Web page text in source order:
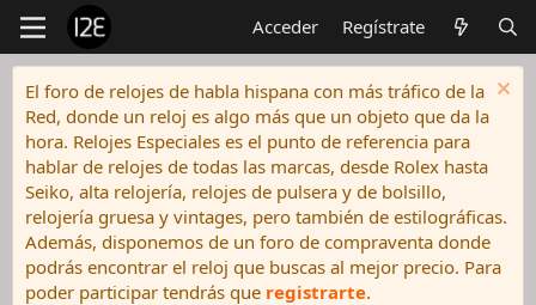
Acceder Regístrate
El foro de relojes de habla hispana con más tráfico de la
Red, donde un reloj es algo más que un objeto que da la
hora. Relojes Especiales es el punto de referencia para
hablar de relojes de todas las marcas, desde Rolex hasta
Seiko, alta relojería, relojes de pulsera y de bolsillo,
relojería gruesa y vintages, pero también de estilográficas.
Además, disponemos de un foro de compraventa donde
podrás encontrar el reloj que buscas al mejor precio. Para
poder participar tendrás que registrarte.